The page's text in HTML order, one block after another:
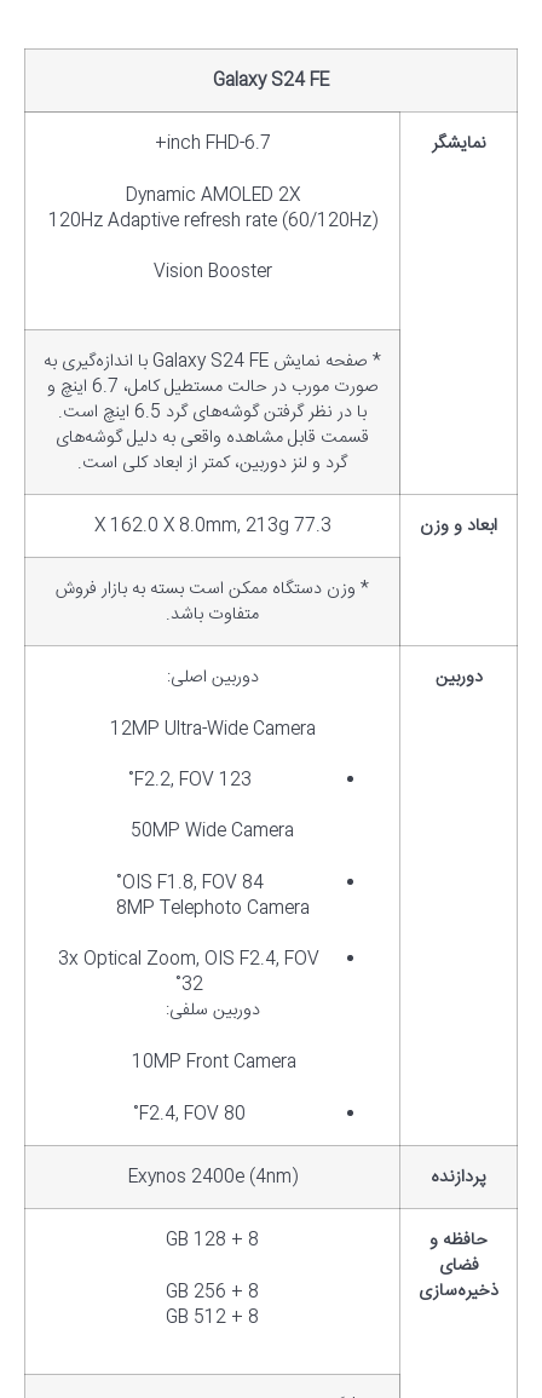
Galaxy S24 FE
نمایشگر
6.7-inch FHD+
Dynamic AMOLED 2X
120Hz Adaptive refresh rate (60/120Hz)
Vision Booster
* صفحه نمایش Galaxy S24 FE با اندازه‌گیری به
صورت مورب در حالت مستطیل کامل، 6.7 اینچ و
با در نظر گرفتن گوشه‌های گرد 6.5 اینچ است.
قسمت قابل مشاهده واقعی به دلیل گوشه‌های
گرد و لنز دوربین، کمتر از ابعاد کلی است.
ابعاد و وزن 77.3 X 162.0 X 8.0mm, 213g
* وزن دستگاه ممکن است بسته به بازار فروش
متفاوت باشد.
دوربین
دوربین اصلی:
12MP Ultra-Wide Camera
F2.2, FOV 123˚
50MP Wide Camera
OIS F1.8, FOV 84˚
8MP Telephoto Camera
3x Optical Zoom, OIS F2.4, FOV
32˚
دوربین سلفی:
10MP Front Camera
F2.4, FOV 80˚
پردازنده Exynos 2400e (4nm)
حافظه و
فضای
ذخیره‌سازی
8 + 128 GB
8 + 256 GB
8 + 512 GB